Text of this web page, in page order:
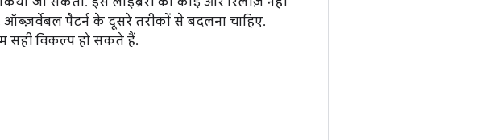
पैटर्न के दूसरे तरीकों से बदलना चाहिए.
सही विकल्प हो सकते हैं.